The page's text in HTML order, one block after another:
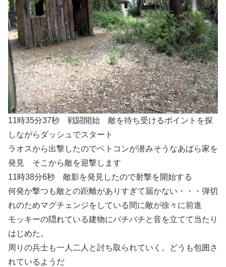
11時35分37秒 戦闘開始 敵を待ち受けるポイントを探
しながらダッシュでスタート
ラオスから出撃したのでベトコンが潜みそうなあばら家を
発見 そこから敵を迎撃します
11時38分6秒 敵影を発見したので射撃を開始する
何発か撃つも敵との距離がありすぎて届かない・・・弾切
れのためマグチェンジをしている間に敵が徐々に前進
モッキーの隠れている建物にバチバチと音を立てて当たり
はじめた。
周りの兵士も一人二人と討ち取られていく。どうも包囲さ
れているようだ